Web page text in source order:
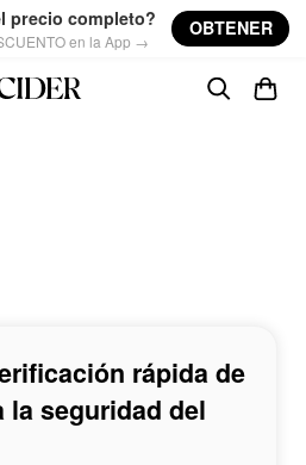
precio completo?
en la App →
OBTENER
rápida de
la seguridad del